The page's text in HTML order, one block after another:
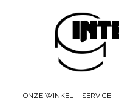
ONZE WINKEL SERVICE